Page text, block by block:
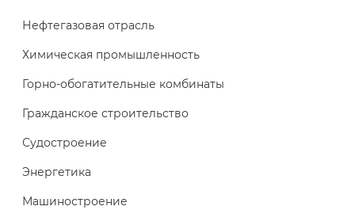
Нефтегазовая отрасль
Химическая промышленность
Горно-обогатительные комбинаты
Гражданское строительство
Судостроение
Энергетика
Машиностроение